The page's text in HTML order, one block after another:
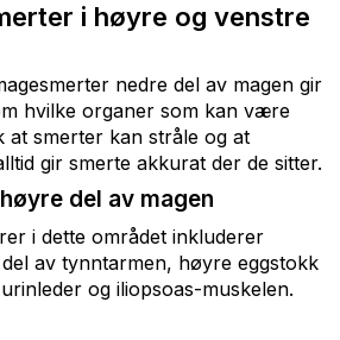
i høyre og venstre
nedre del av magen gir
hvilke organer som kan være
at smerter kan stråle og at
gir smerte akkurat der de sitter.
del av magen
i dette området inkluderer
av tynntarmen, høyre eggstokk
og iliopsoas-muskelen.